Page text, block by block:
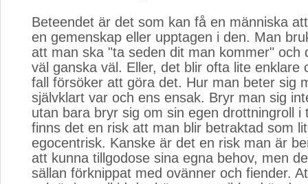
Beteendet är det som kan få en människa
en gemenskap eller upptagen i den. Man
att man ska "ta seden dit man kommer" och
väl ganska väl. Eller, det blir ofta lite enklare
fall försöker att göra det. Hur man beter sig
självklart var och ens ensak. Bryr man sig
utan bara bryr sig om sin egen drottningroll i
finns det en risk att man blir betraktad som
egocentrisk. Kanske är det en risk man är
att kunna tillgodose sina egna behov, men
sällan förknippat med ovänner och fiender.